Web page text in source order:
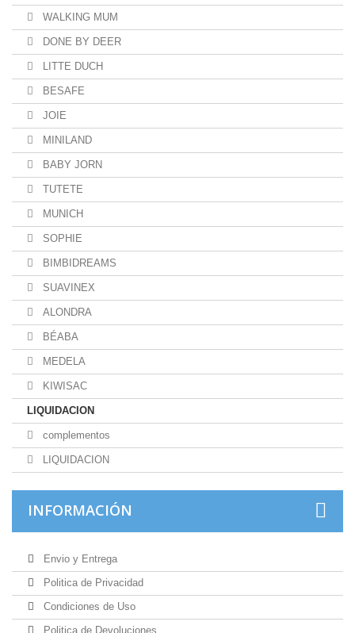
WALKING MUM
DONE BY DEER
LITTE DUCH
BESAFE
JOIE
MINILAND
BABY JORN
TUTETE
MUNICH
SOPHIE
BIMBIDREAMS
SUAVINEX
ALONDRA
BÉABA
MEDELA
KIWISAC
LIQUIDACION
complementos
LIQUIDACION
INFORMACIÓN
Envio y Entrega
Politica de Privacidad
Condiciones de Uso
Politica de Devoluciones